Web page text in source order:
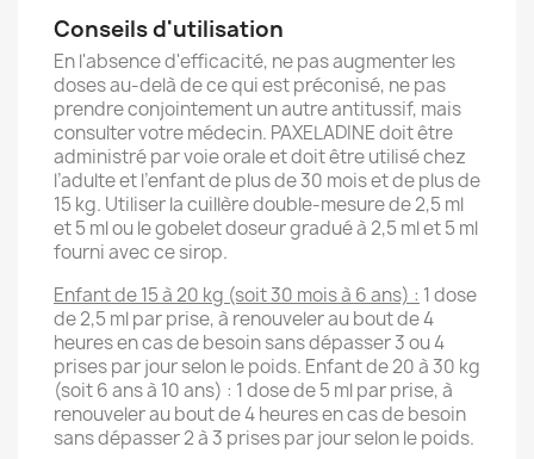
Conseils d'utilisation
En l'absence d'efficacité, ne pas augmenter les
doses au-delà de ce qui est préconisé, ne pas
prendre conjointement un autre antitussif, mais
consulter votre médecin. PAXELADINE doit être
administré par voie orale et doit être utilisé chez
l’adulte et l’enfant de plus de 30 mois et de plus de
15 kg. Utiliser la cuillère double-mesure de 2,5 ml
et 5 ml ou le gobelet doseur gradué à 2,5 ml et 5 ml
fourni avec ce sirop.
Enfant de 15 à 20 kg (soit 30 mois à 6 ans) : 1 dose
de 2,5 ml par prise, à renouveler au bout de 4
heures en cas de besoin sans dépasser 3 ou 4
prises par jour selon le poids. Enfant de 20 à 30 kg
(soit 6 ans à 10 ans) : 1 dose de 5 ml par prise, à
renouveler au bout de 4 heures en cas de besoin
sans dépasser 2 à 3 prises par jour selon le poids.